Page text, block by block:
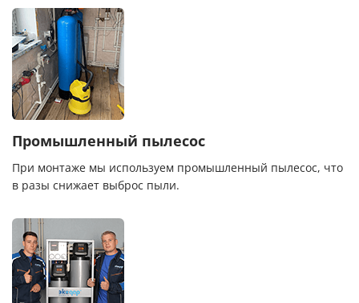
Промышленный пылесос
При монтаже мы используем промышленный пылесос, что
в разы снижает выброс пыли.